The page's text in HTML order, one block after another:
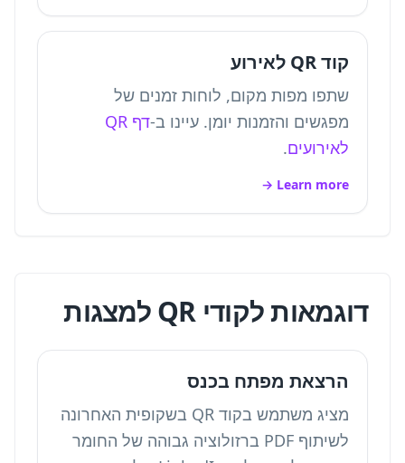
קוד QR לאירוע
שתפו מפות מקום, לוחות זמנים של
מפגשים והזמנות יומן. עיינו ב-
דף QR
לאירועים.
Learn more →
דוגמאות לקודי QR למצגות
הרצאת מפתח בכנס
מציג משתמש בקוד QR בשקופית האחרונה
לשיתוף PDF ברזולוציה גבוהה של החומר